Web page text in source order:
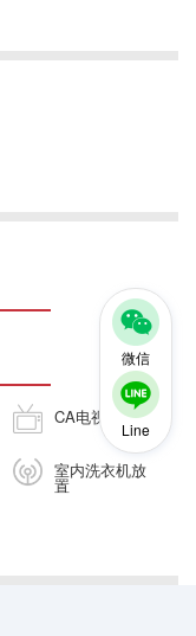
微信
Line
CA电视
室内洗衣机放
置